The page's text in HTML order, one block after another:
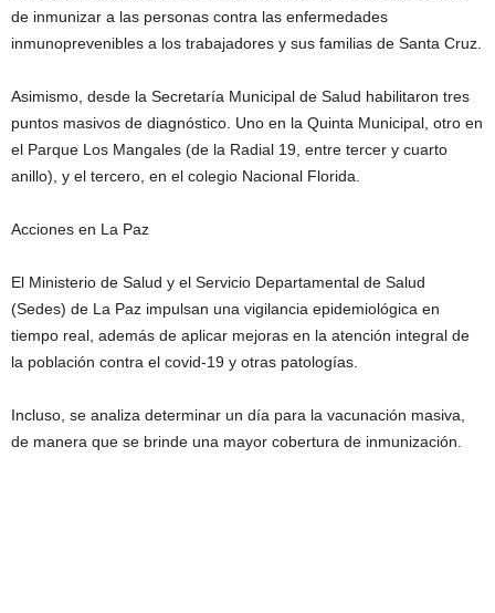
de inmunizar a las personas contra las enfermedades
inmunoprevenibles a los trabajadores y sus familias de Santa Cruz.
Asimismo, desde la Secretaría Municipal de Salud habilitaron tres
puntos masivos de diagnóstico. Uno en la Quinta Municipal, otro en
el Parque Los Mangales (de la Radial 19, entre tercer y cuarto
anillo), y el tercero, en el colegio Nacional Florida.
Acciones en La Paz
El Ministerio de Salud y el Servicio Departamental de Salud
(Sedes) de La Paz impulsan una vigilancia epidemiológica en
tiempo real, además de aplicar mejoras en la atención integral de
la población contra el covid-19 y otras patologías.
Incluso, se analiza determinar un día para la vacunación masiva,
de manera que se brinde una mayor cobertura de inmunización.